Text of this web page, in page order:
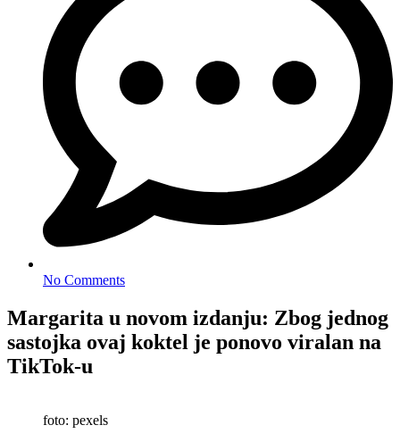
No Comments
Margarita u novom izdanju: Zbog jednog
sastojka ovaj koktel je ponovo viralan na
TikTok-u
foto: pexels